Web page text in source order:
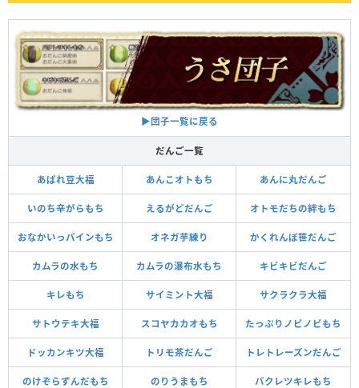
▶︎団子一覧に戻る
だんご一覧
あばれ豆大福 あんこオトもち あんに丸だんご
いのち辛がらもち えるがどだんご オトモだちの絆もち
おなかいっパインもち オネガ芋練り かくれんぼ笹だんご
カムラの水もち カムラの瀑布水もち キビキビだんご
キレもち サイミント大福 サクラクラ大福
サトウテキ大福 スコヤカカオもち たっぷりノビノビもち
ドッカンキツ大福 トリモ茶だんご トレトレーズンだんご
のけぞらずんだもち のりうまもち バクレツキレもち